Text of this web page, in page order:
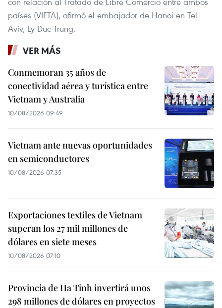
países (VIFTA), afirmó el embajador de Hanoi en Tel
Aviv, Ly Duc Trung.
VER MÁS
Conmemoran 35 años de
conectividad aérea y turística entre
Vietnam y Australia
10/08/2026 09:49
Vietnam ante nuevas oportunidades
en semiconductores
10/08/2026 07:35
Exportaciones textiles de Vietnam
superan los 27 mil millones de
dólares en siete meses
10/08/2026 07:10
Provincia de Ha Tinh invertirá unos
298 millones de dólares en proyectos